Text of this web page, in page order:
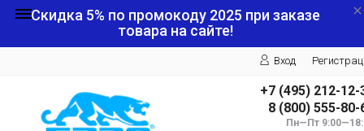
Скидка 5% по промокоду 2025 при заказе
товара на сайте!
Вход
+7 (495) 212-12-
8 (800) 555-80-
Пн—Пт